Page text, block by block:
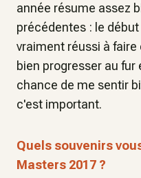
année résume assez
précédentes : le
vraiment réussi à
bien progresser au fur
chance de me sentir
c'est important.
Quels souvenirs
Masters 2017 ?